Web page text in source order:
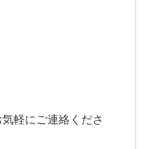
軽にご連絡くださ